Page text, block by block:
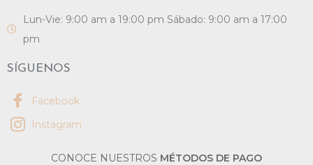
Lun-Vie: 9:00 am a 19:00 pm Sábado: 9:00 am a 17:00
pm
SÍGUENOS
Facebook
Instagram
CONOCE NUESTROS MÉTODOS DE PAGO